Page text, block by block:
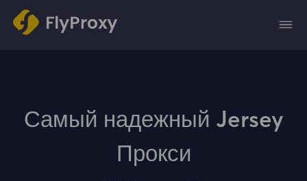
Самый надежный Jersey
Прокси